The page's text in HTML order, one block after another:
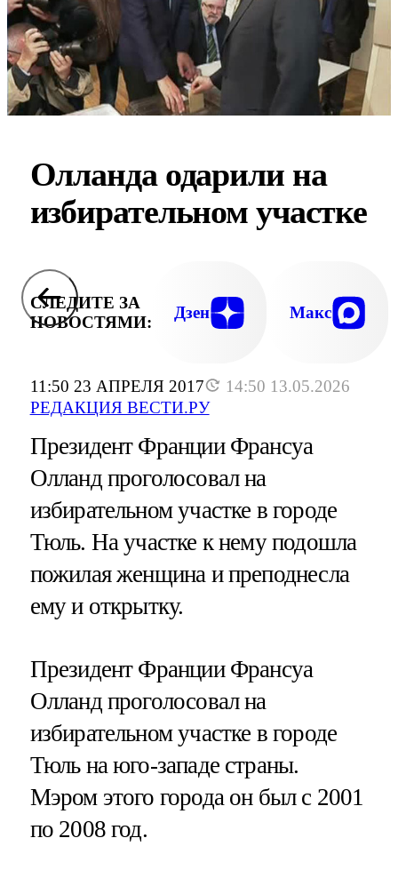
11:50 23 АПРЕЛЯ 2017
14:50 13.05.2026
РЕДАКЦИЯ ВЕСТИ.РУ
Олланда одарили на
избирательном участке
СЛЕДИТЕ ЗА
НОВОСТЯМИ:
Дзен Макс
Президент Франции Франсуа
Олланд проголосовал на
избирательном участке в городе
Тюль. На участке к нему подошла
пожилая женщина и преподнесла
ему и открытку.
Президент Франции Франсуа
Олланд проголосовал на
избирательном участке в городе
Тюль на юго-западе страны.
Мэром этого города он был с 2001
по 2008 год.